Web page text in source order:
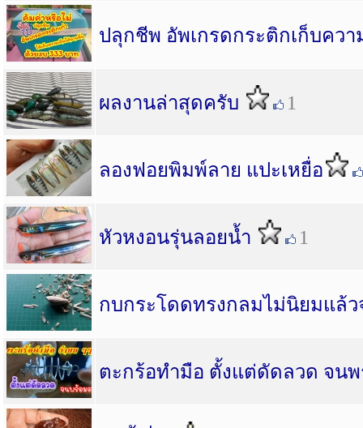
ปลุกชีพ อัพเกรดกระติกเก็บควา
ผลงานล่าสุดครับ 1
ลองฟอยพิมพ์ลาย แปะเหยื่อ
หัวหงอนรุ่นลอยน้ำ 1
กบกระโดดทรงกลมไม่นิยมแล้ว
ตะกร้อทำมือ ตั้งแต่ดัดลวด จน